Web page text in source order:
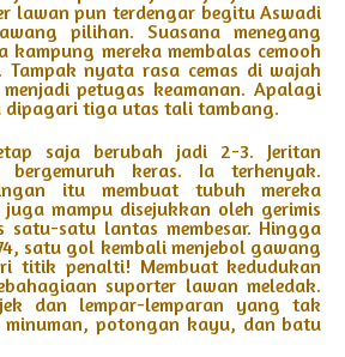
lawan pun terdengar begitu Aswadi
pilihan. Suasana menegang
kampung mereka membalas cemooh
nyata rasa cemas di wajah
petugas keamanan. Apalagi
tiga utas tali tambang.
saja berubah jadi 2-3. Jeritan
keras. Ia terhenyak.
itu membuat tubuh mereka
mampu disejukkan oleh gerimis
satu-satu lantas membesar. Hingga
satu gol kembali menjebol gawang
titik penalti! Membuat kedudukan
suporter lawan meledak.
dan lempar-lemparan yang tak
potongan kayu, dan batu